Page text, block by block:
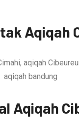
Aqiqah
Aqiqah